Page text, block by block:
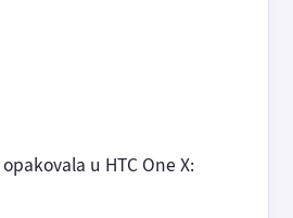
u HTC One X: